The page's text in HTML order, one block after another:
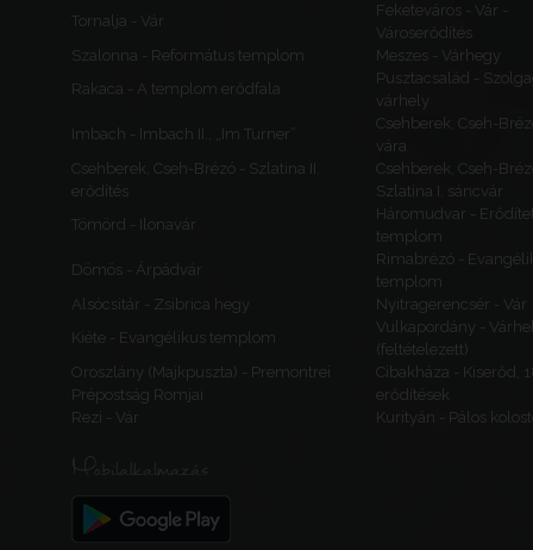
Tornalja - Vár
Feketeváros - Vár -
Városerődítés
Szalonna - Református templom
Meszes - Várhegy
Rakaca - A templom erődfala
Pusztacsalád -
várhely
Imbach - Imbach II., „Im Turner”
Csehberek, Cseh-
vára
Csehberek, Cseh-Brézó - Szlatina II.
erődítés
Csehberek, Cseh-
Szlatina I. sáncvár
Tömörd - Ilonavár
Háromudvar -
templom
Dömös - Árpádvár
Rimabrézó -
templom
Alsócsitár - Zsibrica hegy
Nyitragerencsér - Vár
Kiéte - Evangélikus templom
Vulkapordány -
(feltételezett)
Oroszlány (Majkpuszta) - Premontrei
Prépostság Romjai
Cibakháza - Kiserőd,
erődítések
Rezi - Vár
Kurityán - Pálos
Mobilalkalmazás